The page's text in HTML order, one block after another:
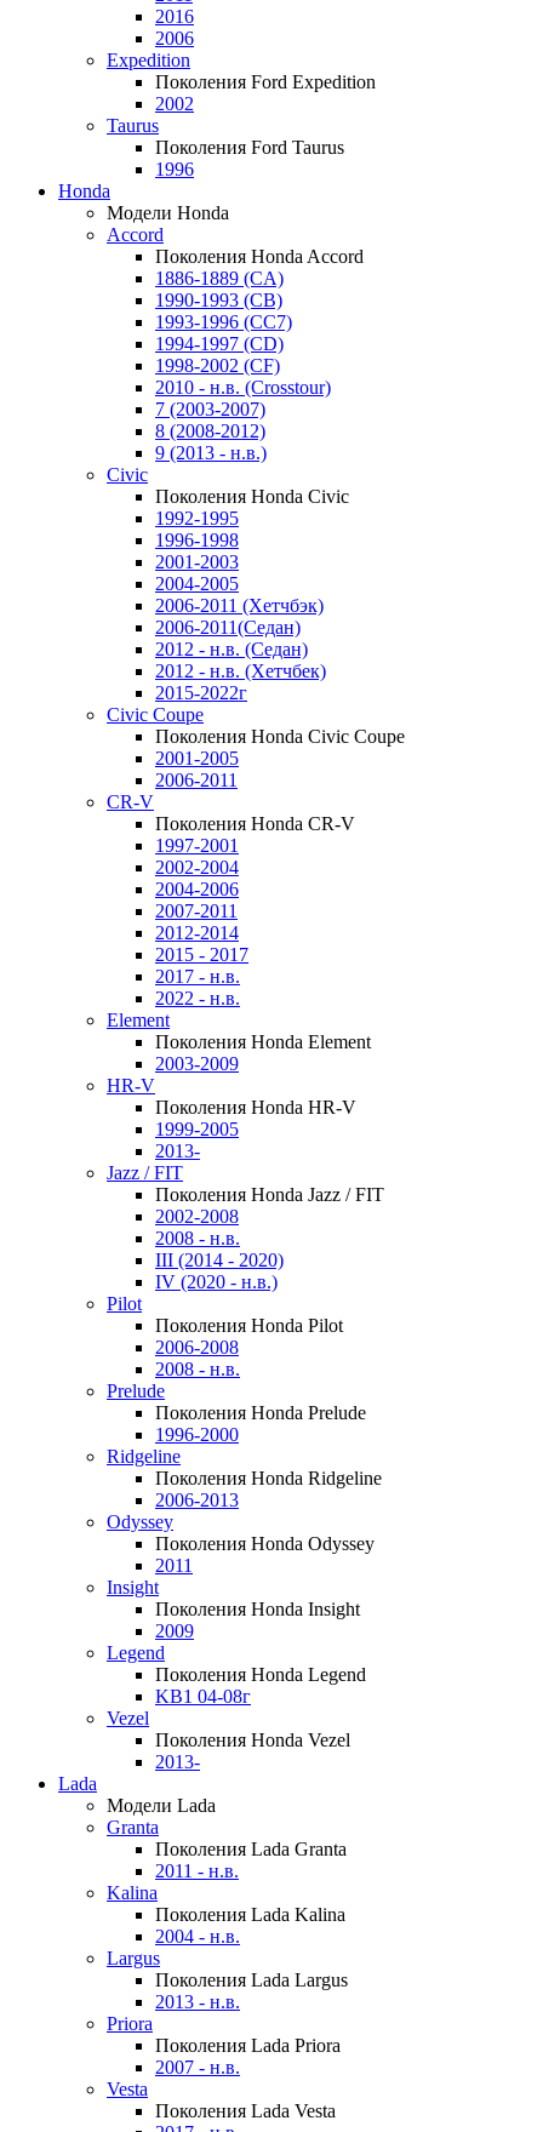
2016
2006
Expedition
Поколения Ford Expedition
2002
Taurus
Поколения Ford Taurus
1996
Honda
Модели Honda
Accord
Поколения Honda Accord
1886-1889 (CA)
1990-1993 (CB)
1993-1996 (CC7)
1994-1997 (CD)
1998-2002 (CF)
2010 - н.в. (Crosstour)
7 (2003-2007)
8 (2008-2012)
9 (2013 - н.в.)
Civic
Поколения Honda Civic
1992-1995
1996-1998
2001-2003
2004-2005
2006-2011 (Хетчбэк)
2006-2011(Седан)
2012 - н.в. (Седан)
2012 - н.в. (Хетчбек)
2015-2022г
Civic Coupe
Поколения Honda Civic Coupe
2001-2005
2006-2011
CR-V
Поколения Honda CR-V
1997-2001
2002-2004
2004-2006
2007-2011
2012-2014
2015 - 2017
2017 - н.в.
2022 - н.в.
Element
Поколения Honda Element
2003-2009
HR-V
Поколения Honda HR-V
1999-2005
2013-
Jazz / FIT
Поколения Honda Jazz / FIT
2002-2008
2008 - н.в.
III (2014 - 2020)
IV (2020 - н.в.)
Pilot
Поколения Honda Pilot
2006-2008
2008 - н.в.
Prelude
Поколения Honda Prelude
1996-2000
Ridgeline
Поколения Honda Ridgeline
2006-2013
Odyssey
Поколения Honda Odyssey
2011
Insight
Поколения Honda Insight
2009
Legend
Поколения Honda Legend
KB1 04-08г
Vezel
Поколения Honda Vezel
2013-
Lada
Модели Lada
Granta
Поколения Lada Granta
2011 - н.в.
Kalina
Поколения Lada Kalina
2004 - н.в.
Largus
Поколения Lada Largus
2013 - н.в.
Priora
Поколения Lada Priora
2007 - н.в.
Vesta
Поколения Lada Vesta